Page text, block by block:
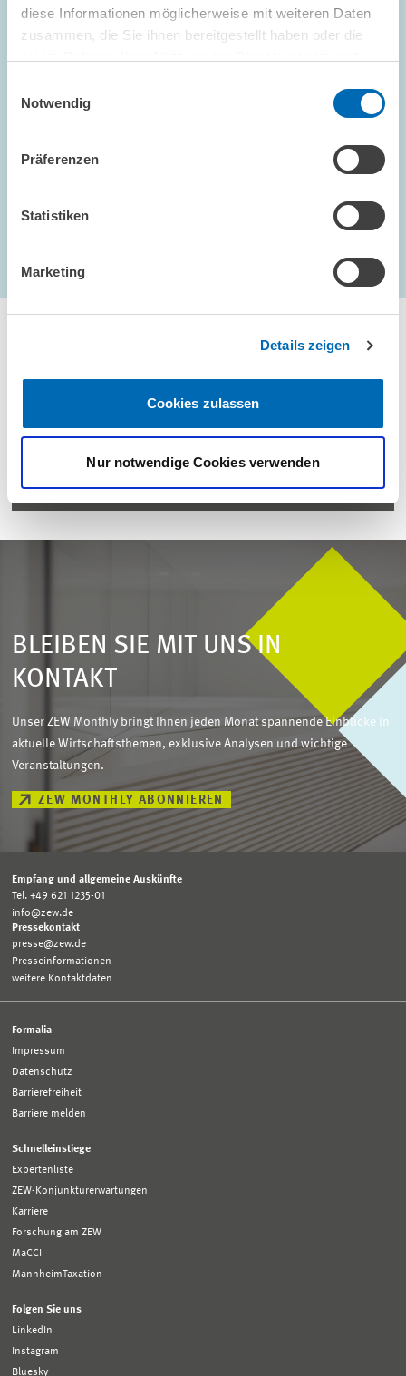
diese Informationen möglicherweise mit weiteren Daten
zusammen, die Sie ihnen bereitgestellt haben oder die
Notwendig
Präferenzen
Statistiken
Marketing
Details zeigen
Cookies zulassen
Nur notwendige Cookies verwenden
insbesondere für Raucher
Nächste
letzte
presse@zew.de
BLEIBEN SIE MIT UNS IN
KONTAKT
Unser ZEW Monthly bringt Ihnen jeden Monat spannende Einblicke in
aktuelle Wirtschaftsthemen, exklusive Analysen und wichtige
Veranstaltungen.
ZEW MONTHLY ABONNIEREN
Empfang und allgemeine Auskünfte
Tel. +49 621 1235-01
info@zew.de
Pressekontakt
presse@zew.de
Presseinformationen
weitere Kontaktdaten
Formalia
Impressum
Datenschutz
Barrierefreiheit
Barriere melden
Schnelleinstiege
Expertenliste
ZEW-Konjunkturerwartungen
Karriere
Forschung am ZEW
MaCCI
MannheimTaxation
Folgen Sie uns
LinkedIn
Instagram
Bluesky